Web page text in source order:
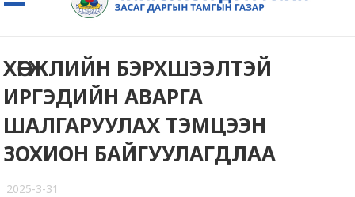
ХӨГЖЛИЙН БЭРХШЭЭЛТЭЙ
ИРГЭДИЙН АВАРГА
ШАЛГАРУУЛАХ ТЭМЦЭЭН
ЗОХИОН БАЙГУУЛАГДЛАА
2025-3-31